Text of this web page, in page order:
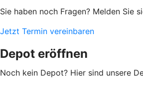
Sie haben noch Fragen? Melden Sie
Jetzt Termin vereinbaren
Depot eröffnen
Noch kein Depot? Hier sind unsere